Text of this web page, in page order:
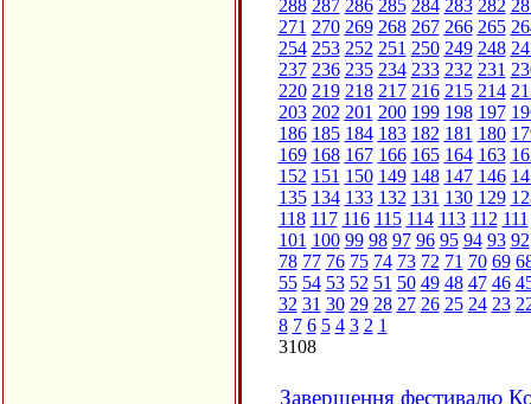
288 287 286 285 284 283 282
271 270 269 268 267 266 265
254 253 252 251 250 249 248
237 236 235 234 233 232 231
220 219 218 217 216 215 214
203 202 201 200 199 198 197
186 185 184 183 182 181 180
169 168 167 166 165 164 163
152 151 150 149 148 147 146
135 134 133 132 131 130 129
118 117 116 115 114 113 112 111
101 100 99 98 97 96 95 94 93 92
78 77 76 75 74 73 72 71 70 69
55 54 53 52 51 50 49 48 47 46
32 31 30 29 28 27 26 25 24 23
8 7 6 5 4 3 2 1
3108
Завершення фестивалю